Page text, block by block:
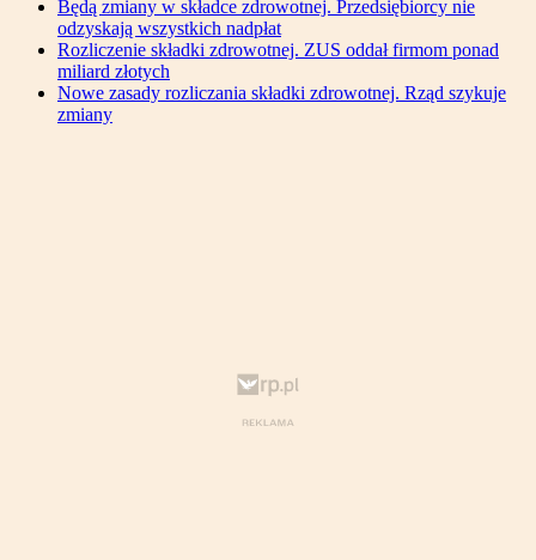
Będą zmiany w składce zdrowotnej. Przedsiębiorcy nie
odzyskają wszystkich nadpłat
Rozliczenie składki zdrowotnej. ZUS oddał firmom ponad
miliard złotych
Nowe zasady rozliczania składki zdrowotnej. Rząd szykuje
zmiany